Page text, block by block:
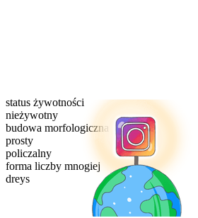
status żywotności
nieżywotny
budowa morfologiczna
prosty
policzalny
forma liczby mnogiej
dreys